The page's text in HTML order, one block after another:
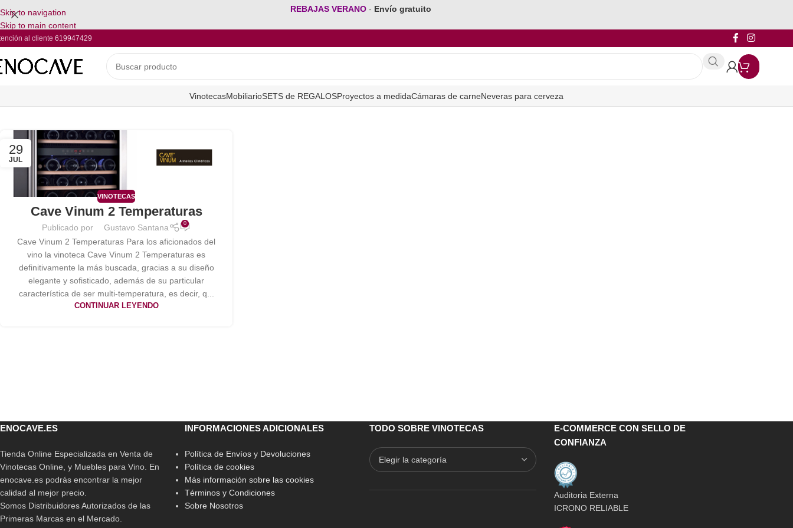
Skip to navigation
Skip to main content
REBAJAS VERANO - Envío gratuito
al cliente 619947429
VinotecasMobiliarioSETS de REGALOSProyectos a medidaCámaras de carneNeveras para cerveza
29
JUL
VINOTECAS
Cave Vinum 2 Temperaturas
Publicado por Gustavo Santana 0
Cave Vinum 2 Temperaturas Para los aficionados del
vino la vinoteca Cave Vinum 2 Temperaturas es
definitivamente la más buscada, gracias a su diseño
elegante y sofisticado, además de su particular
característica de ser multi-temperatura, es decir, q...
CONTINUAR LEYENDO
ENOCAVE.ES
Tienda Online Especializada en Venta de
Vinotecas Online, y Muebles para Vino. En
enocave.es podrás encontrar la mejor
calidad al mejor precio.
Somos Distribuidores Autorizados de las
Primeras Marcas en el Mercado.
INFORMACIONES ADICIONALES
Política de Envíos y Devoluciones
Política de cookies
Más información sobre las cookies
Términos y Condiciones
Sobre Nosotros
TODO SOBRE VINOTECAS
E-COMMERCE CON SELLO DE
CONFIANZA
Auditoria Externa
ICRONO RELIABLE